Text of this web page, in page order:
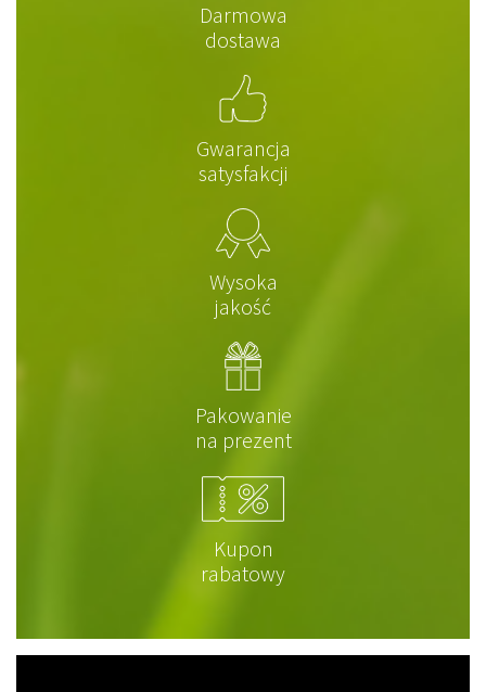
Darmowa
dostawa
Gwarancja
satysfakcji
Wysoka
jakość
Pakowanie
na prezent
Kupon
rabatowy